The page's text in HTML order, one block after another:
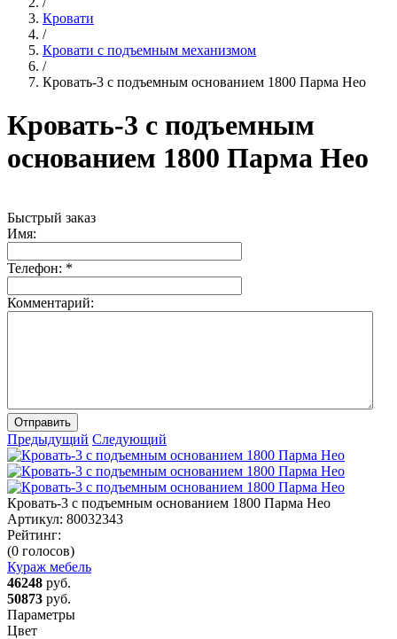
Кровати
/
Кровати с подъемным механизмом
/
Кровать-3 с подъемным основанием 1800 Парма Нео
Кровать-3 с подъемным
основанием 1800 Парма Нео
Быстрый заказ
Имя:
Телефон: *
Комментарий:
Отправить
Предыдущий Следующий
Кровать-3 с подъемным основанием 1800 Парма Нео
Артикул: 80032343
Рейтинг:
(0 голосов)
Кураж мебель
46248 руб.
50873 руб.
Параметры
Цвет